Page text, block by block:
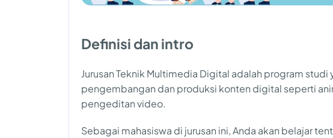
Definisi dan intro
Jurusan Teknik Multimedia Digital adalah program
pengembangan dan produksi konten digital seperti
pengeditan video.
Sebagai mahasiswa di jurusan ini, Anda akan belajar